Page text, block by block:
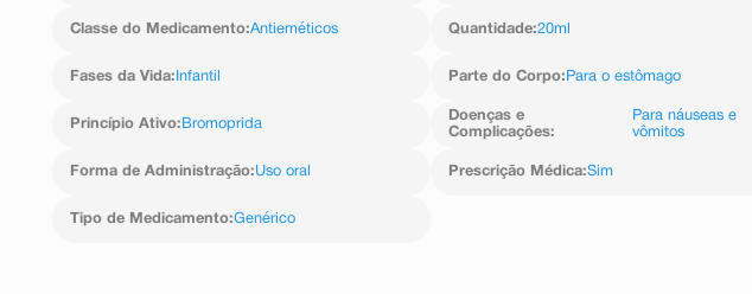
Classe do Medicamento:Antieméticos Quantidade:20ml
Fases da Vida: Infantil Parte do Corpo: Para o estômago
Princípio Ativo: Bromoprida
Doenças e
Complicações:
Para náuseas e
vômitos
Forma de Administração:Uso oral Prescrição Médica:Sim
Tipo de Medicamento:Genérico